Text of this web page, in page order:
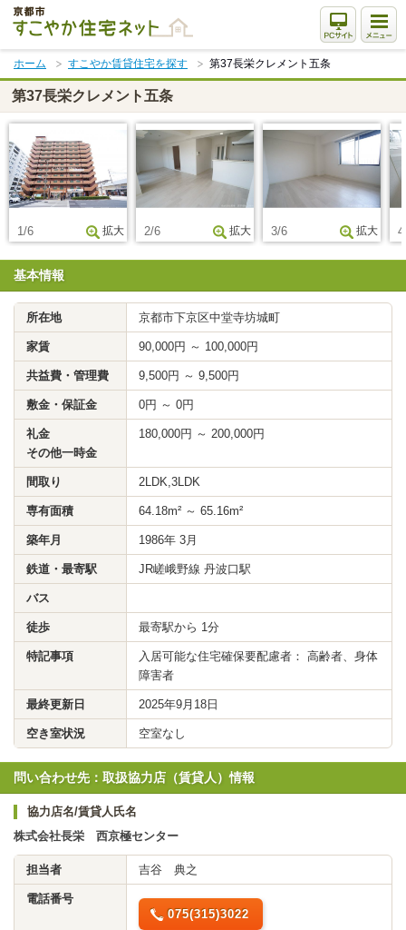
本
文
ま
で
ス
キ
プ
ホーム すこやか賃貸住宅を探す 第37長栄クレメント五条
第37長栄クレメント五条
1/6 拡大 2/6 拡大 3/6 拡大
基本情報
所在地 京都市下京区中堂寺坊城町
家賃 90,000円 ～ 100,000円
共益費・管理費 9,500円 ～ 9,500円
敷金・保証金 0円 ～ 0円
礼金
その他一時金
180,000円 ～ 200,000円
間取り 2LDK,3LDK
専有面積 64.18m² ～ 65.16m²
築年月 1986年 3月
鉄道・最寄駅 JR嵯峨野線 丹波口駅
バス
徒歩 最寄駅から 1分
特記事項
入居可能な住宅確保要配慮者： 高齢者、身体
障害者
最終更新日 2025年9月18日
空き室状況 空室なし
問い合わせ先：取扱協力店（賃貸人）情報
協力店名/賃貸人氏名
株式会社長栄 西京極センター
担当者 吉谷 典之
電話番号
075(315)3022